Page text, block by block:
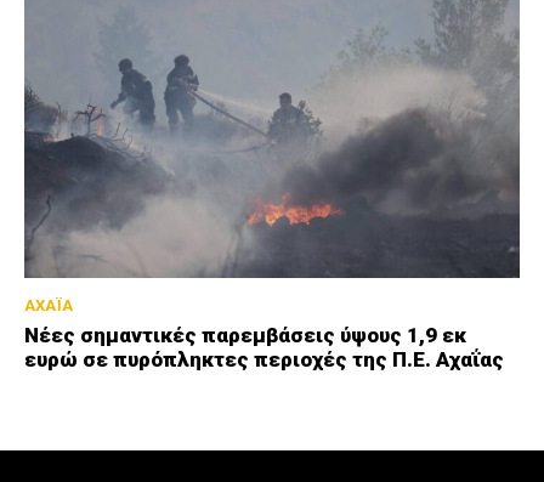
ΑΧΑΪΑ
Νέες σημαντικές παρεμβάσεις ύψους 1,9 εκ
ευρώ σε πυρόπληκτες περιοχές της Π.Ε. Αχαΐας